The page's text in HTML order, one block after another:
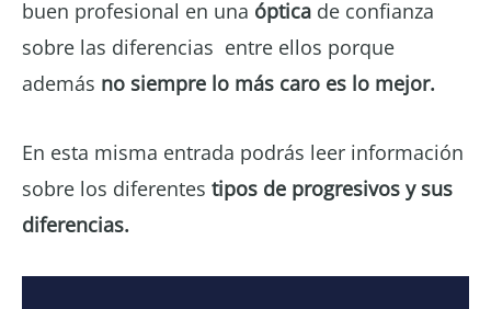
buen profesional en una óptica de confianza
sobre las diferencias entre ellos porque
además no siempre lo más caro es lo mejor.
En esta misma entrada podrás leer información
sobre los diferentes tipos de progresivos y sus
diferencias.